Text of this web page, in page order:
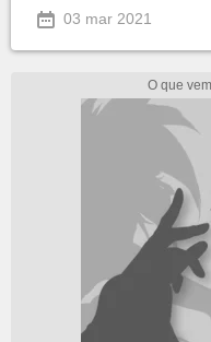
03 mar 2021